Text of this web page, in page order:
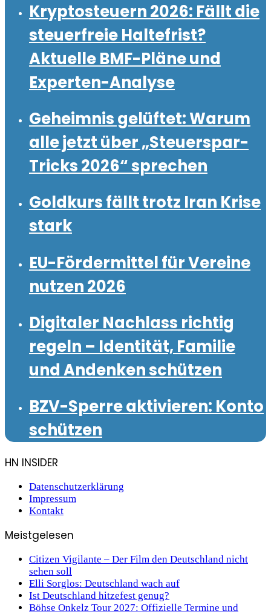
Kryptosteuern 2026: Fällt die
steuerfreie Haltefrist?
Aktuelle BMF-Pläne und
Experten-Analyse
Geheimnis gelüftet: Warum
alle jetzt über „Steuerspar-
Tricks 2026“ sprechen
Goldkurs fällt trotz Iran Krise
stark
EU-Fördermittel für Vereine
nutzen 2026
Digitaler Nachlass richtig
regeln – Identität, Familie
und Andenken schützen
BZV-Sperre aktivieren: Konto
schützen
HN INSIDER
Datenschutzerklärung
Impressum
Kontakt
Meistgelesen
Citizen Vigilante – Der Film den Deutschland nicht
sehen soll
Elli Sorglos: Deutschland wach auf
Ist Deutschland hitzefest genug?
Böhse Onkelz Tour 2027: Offizielle Termine und